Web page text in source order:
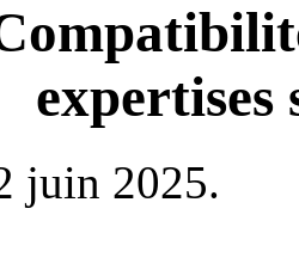
expertises
juin 2025.